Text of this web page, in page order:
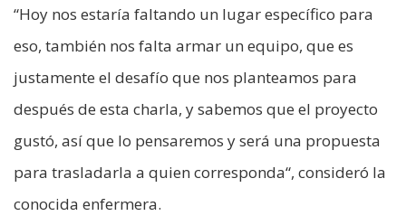
“Hoy nos estaría faltando un lugar específico para
eso, también nos falta armar un equipo, que es
justamente el desafío que nos planteamos para
después de esta charla, y sabemos que el proyecto
gustó, así que lo pensaremos y será una propuesta
para trasladarla a quien corresponda“, consideró la
conocida enfermera.